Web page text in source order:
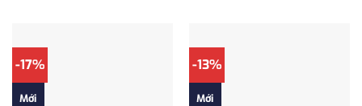
-17%
Mới
-13%
Mới